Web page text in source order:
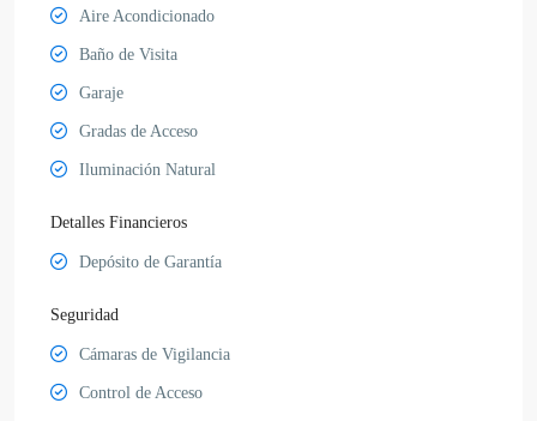
Aire Acondicionado
Baño de Visita
Garaje
Gradas de Acceso
Iluminación Natural
Detalles Financieros
Depósito de Garantía
Seguridad
Cámaras de Vigilancia
Control de Acceso